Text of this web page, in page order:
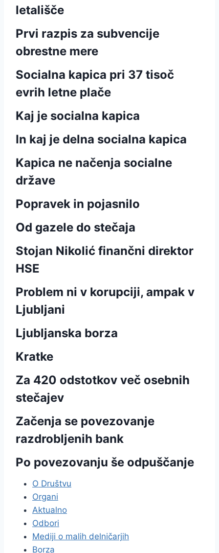
letališče
Prvi razpis za subvencije
obrestne mere
Socialna kapica pri 37 tisoč
evrih letne plače
Kaj je socialna kapica
In kaj je delna socialna kapica
Kapica ne načenja socialne
države
Popravek in pojasnilo
Od gazele do stečaja
Stojan Nikolić finančni direktor
HSE
Problem ni v korupciji, ampak v
Ljubljani
Ljubljanska borza
Kratke
Za 420 odstotkov več osebnih
stečajev
Začenja se povezovanje
razdrobljenih bank
Po povezovanju še odpuščanje
O Društvu
Organi
Aktualno
Odbori
Mediji o malih delničarjih
Borza